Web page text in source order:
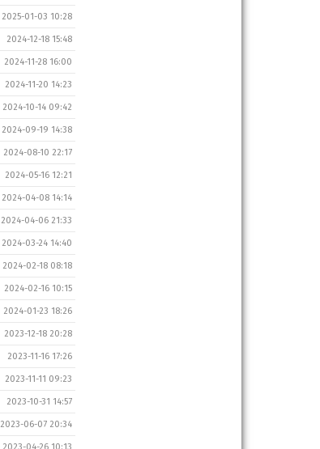
2025-01-03 10:28
2024-12-18 15:48
2024-11-28 16:00
2024-11-20 14:23
2024-10-14 09:42
2024-09-19 14:38
2024-08-10 22:17
2024-05-16 12:21
2024-04-08 14:14
2024-04-06 21:33
2024-03-24 14:40
2024-02-18 08:18
2024-02-16 10:15
2024-01-23 18:26
2023-12-18 20:28
2023-11-16 17:26
2023-11-11 09:23
2023-10-31 14:57
2023-06-07 20:34